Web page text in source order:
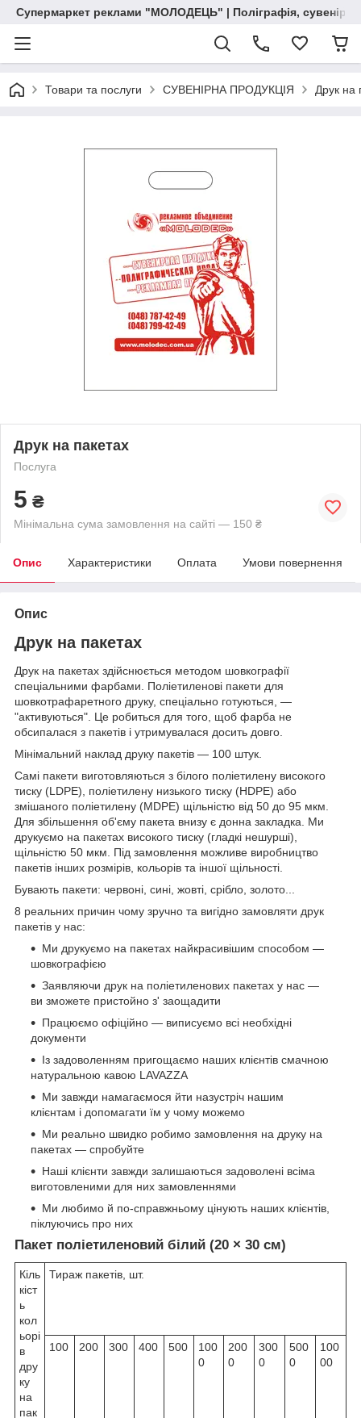
Супермаркет реклами "МОЛОДЕЦЬ" | Поліграфія, сувенірна
Товари та послуги СУВЕНІРНА ПРОДУКЦІЯ Друк на
Друк на пакетах
Послуга
5 ₴
Мінімальна сума замовлення на сайті — 150 ₴
Опис Характеристики Оплата Умови повернення
Опис
Друк на пакетах
Друк на пакетах здійснюється методом шовкографії
спеціальними фарбами. Поліетиленові пакети для
шовкотрафаретного друку, спеціально готуються, —
"активуються". Це робиться для того, щоб фарба не
обсипалася з пакетів і утримувалася досить довго.
Мінімальний наклад друку пакетів — 100 штук.
Самі пакети виготовляються з білого поліетилену високого
тиску (LDPE), поліетилену низького тиску (HDPE) або
змішаного поліетилену (MDPE) щільністю від 50 до 95 мкм.
Для збільшення об'єму пакета внизу є донна закладка. Ми
друкуємо на пакетах високого тиску (гладкі нешурші),
щільністю 50 мкм. Під замовлення можливе виробництво
пакетів інших розмірів, кольорів та іншої щільності.
Бувають пакети: червоні, сині, жовті, срібло, золото...
8 реальних причин чому зручно та вигідно замовляти друк
пакетів у нас:
Ми друкуємо на пакетах найкрасивішим способом —
шовкографією
Заявляючи друк на поліетиленових пакетах у нас —
ви зможете пристойно з' заощадити
Працюємо офіційно — виписуємо всі необхідні
документи
Із задоволенням пригощаємо наших клієнтів смачною
натуральною кавою LAVAZZA
Ми завжди намагаємося йти назустріч нашим
клієнтам і допомагати їм у чому можемо
Ми реально швидко робимо замовлення на друку на
пакетах — спробуйте
Наші клієнти завжди залишаються задоволені всіма
виготовленими для них замовленнями
Ми любимо й по-справжньому цінують наших клієнтів,
піклуючись про них
Пакет поліетиленовий білий (20 × 30 см)
Кіль
кіст
ь
кол
ьорі
в
дру
ку
на
пак
Тираж пакетів, шт.
100 200 300 400 500
100
0
200
0
300
0
500
0
100
00